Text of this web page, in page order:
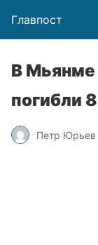
Главпост
В Мьянме
погибли
Петр Юрьев